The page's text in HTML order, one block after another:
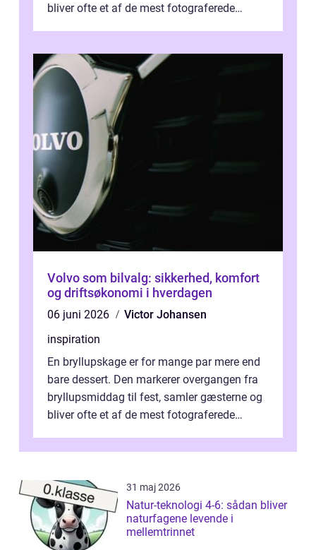
bliver ofte et af de mest fotograferede
Volvo som bilvalg: sikkerhed, komfort
og driftsøkonomi i hverdagen
06 juni 2026
Victor Johansen
inspiration
En bryllupskage er for mange par mere end
bare dessert. Den markerer overgangen fra
bryllupsmiddag til fest, samler gæsterne og
bliver ofte et af de mest fotograferede
31 maj 2026
Natur-teknologi 4-6: sådan bliver
naturfagene levende i
mellemtrinnet